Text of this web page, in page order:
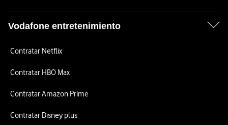
Vodafone entretenimiento
Contratar Netflix
Contratar HBO Max
Contratar Amazon Prime
Contratar Disney plus